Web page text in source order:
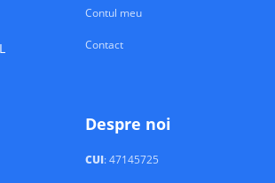
Contul meu
Contact
Despre noi
CUI: 47145725